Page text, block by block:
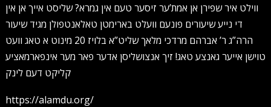
ווילט איר שפירן אן אמת’ער זיסער טעם אין גמרא? שליסט אייך אן אין
די נייע שיעורים פונעם וועלט בארימטן טאלאנטפולן מגיד שיעור
הרה”ג ר’ אברהם מרדכי מלאך שליט”א בלויז 20 מינוט א טאג וועט
טוישן אייער גאנצע טאג! זיך אנצושליסן אדער פאר מער אינפארמאציע
קליקט דעם לינק
https://alamdu.org/